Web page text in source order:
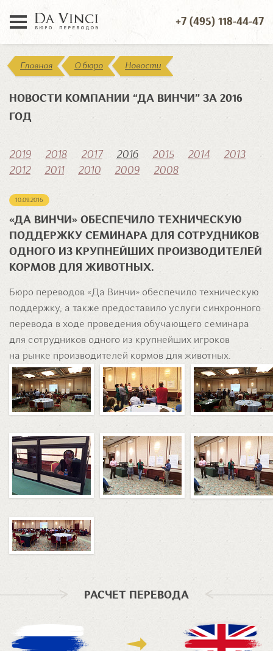
+7 (495) 118-44-47
Главная О бюро Новости
НОВОСТИ КОМПАНИИ “ДА ВИНЧИ” ЗА 2016
ГОД
2019 2018 2017 2016 2015 2014
2013
2012
2011 2010 2009 2008
10.09.2016
«ДА ВИНЧИ» ОБЕСПЕЧИЛО ТЕХНИЧЕСКУЮ
ПОДДЕРЖКУ СЕМИНАРА ДЛЯ СОТРУДНИКОВ
ОДНОГО ИЗ КРУПНЕЙШИХ ПРОИЗВОДИТЕЛЕЙ
КОРМОВ ДЛЯ ЖИВОТНЫХ.
Бюро переводов «Да Винчи» обеспечило техническую
поддержку, а также предоставило услуги синхронного
перевода в ходе проведения обучающего семинара
для сотрудников одного из крупнейших игроков
на рынке производителей кормов для животных.
РАСЧЕТ ПЕРЕВОДА